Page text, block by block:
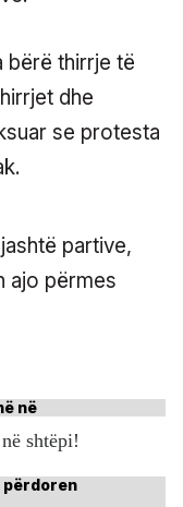
bërë thirrje të
dhe
se protesta
partive,
ajo përmes
shtëpi!